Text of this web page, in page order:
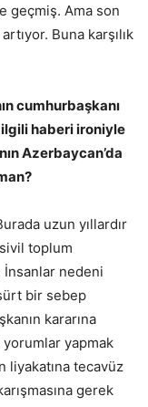
geçmiş. Ama son
Buna karşılık
cumhurbaşkanı
ilgili haberi ironiyle
Azerbaycan’da
uzun yıllardır
toplum
nedeni
bir sebep
kararına
yapmak
liyakatına tecavüz
gerek